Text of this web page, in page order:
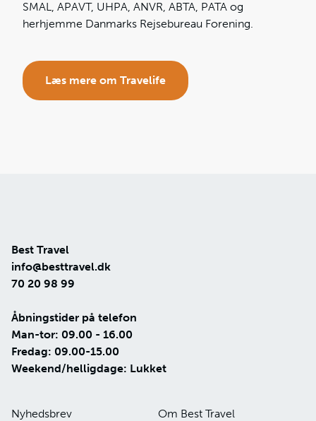
SMAL, APAVT, UHPA, ANVR, ABTA, PATA og
herhjemme Danmarks Rejsebureau Forening.
Læs mere om Travelife
Best Travel
info@besttravel.dk
70 20 98 99
Åbningstider på telefon
Man-tor: 09.00 - 16.00
Fredag: 09.00-15.00
Weekend/helligdage: Lukket
Nyhedsbrev
Om Best Travel